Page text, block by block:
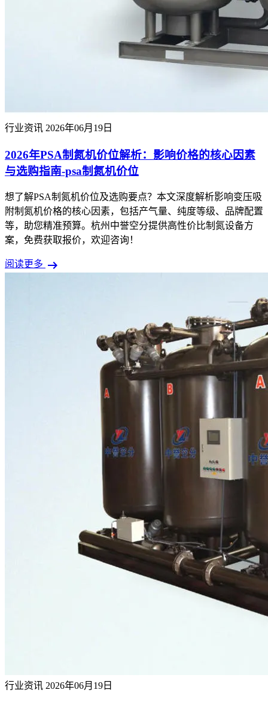
行业资讯 2026年06月19日
2026年PSA制氮机价位解析：影响价格的核心因素
与选购指南-psa制氮机价位
想了解PSA制氮机价位及选购要点？本文深度解析影响变压吸
附制氮机价格的核心因素，包括产气量、纯度等级、品牌配置
等，助您精准预算。杭州中誉空分提供高性价比制氮设备方
案，免费获取报价，欢迎咨询！
阅读更多 arrow_right_alt
行业资讯 2026年06月19日